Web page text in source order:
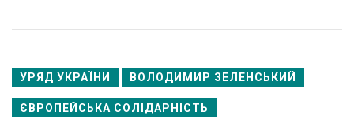
УРЯД УКРАЇНИ ВОЛОДИМИР ЗЕЛЕНСЬКИЙ
ЄВРОПЕЙСЬКА СОЛІДАРНІСТЬ